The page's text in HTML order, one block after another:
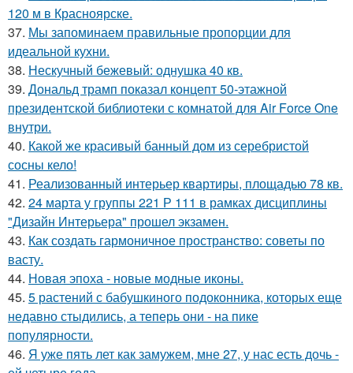
120 м в Красноярске.
37. Мы запоминаем правильные пропорции для
идеальной кухни.
38. Нескучный бежевый: однушка 40 кв.
39. Дональд трамп показал концепт 50-этажной
президентской библиотеки с комнатой для Air Force One
внутри.
40. Какой же красивый банный дом из серебристой
сосны кело!
41. Реализованный интерьер квартиры, площадью 78 кв.
42. 24 марта у группы 221 Р 111 в рамках дисциплины
"Дизайн Интерьера" прошел экзамен.
43. Как создать гармоничное пространство: советы по
васту.
44. Новая эпоха - новые модные иконы.
45. 5 растений с бабушкиного подоконника, которых еще
недавно стыдились, а теперь они - на пике
популярности.
46. Я уже пять лет как замужем, мне 27, у нас есть дочь -